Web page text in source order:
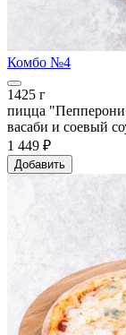
Комбо №4
1425 г
пицца
васаби и соевый
1 449 ₽
Добавить